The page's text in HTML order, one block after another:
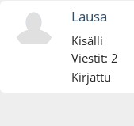
Lausa
Kisälli
Viestit: 2
Kirjattu